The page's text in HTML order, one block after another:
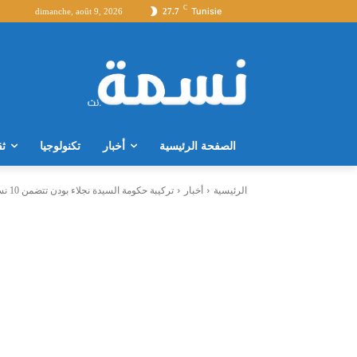
27.7 C Tunisie
dimanche, août 9, 2026
الصفحة الرئيسية أخبار تكنولوجيا
الرئيسية أخبار تركيبة حكومة السيدة نجلاء بودن تتضمن 10 نساء